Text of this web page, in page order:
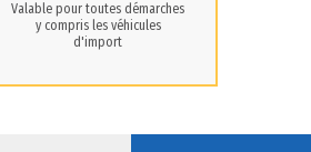
Valable pour toutes démarches
y compris les véhicules
d'import